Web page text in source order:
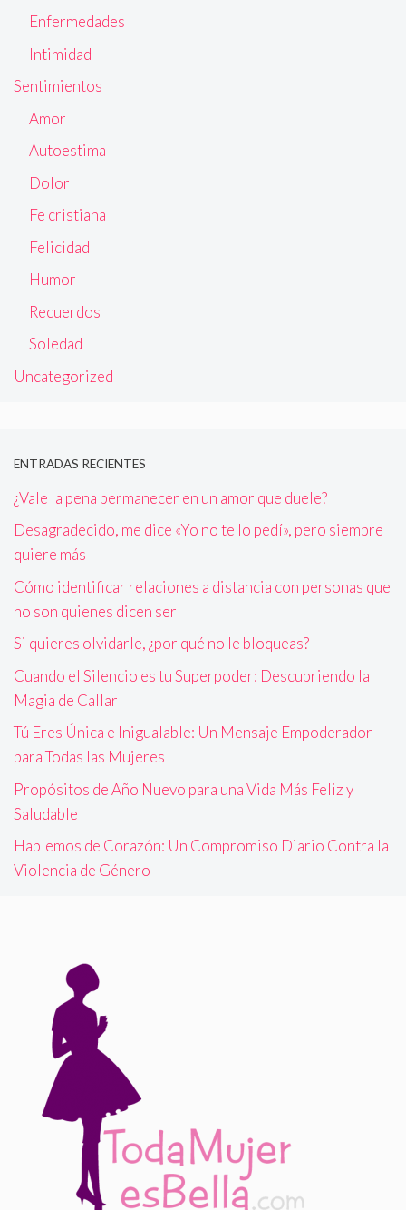
Enfermedades
Intimidad
Sentimientos
Amor
Autoestima
Dolor
Fe cristiana
Felicidad
Humor
Recuerdos
Soledad
Uncategorized
ENTRADAS RECIENTES
¿Vale la pena permanecer en un amor que duele?
Desagradecido, me dice «Yo no te lo pedí», pero siempre
quiere más
Cómo identificar relaciones a distancia con personas que
no son quienes dicen ser
Si quieres olvidarle, ¿por qué no le bloqueas?
Cuando el Silencio es tu Superpoder: Descubriendo la
Magia de Callar
Tú Eres Única e Inigualable: Un Mensaje Empoderador
para Todas las Mujeres
Propósitos de Año Nuevo para una Vida Más Feliz y
Saludable
Hablemos de Corazón: Un Compromiso Diario Contra la
Violencia de Género